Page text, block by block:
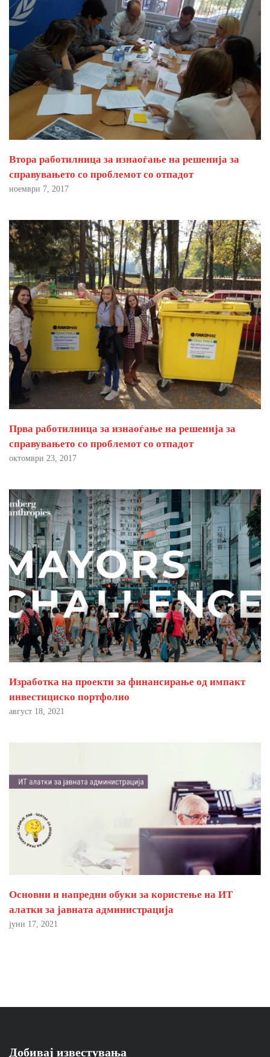
Втора работилница за изнаоѓање на решенија за
справувањето со проблемот со отпадот
ноември 7, 2017
Прва работилница за изнаоѓање на решенија за
справувањето со проблемот со отпадот
октомври 23, 2017
Изработка на проекти за финансирање од импакт
инвестициско портфолио
август 18, 2021
Основни и напредни обуки за користење на ИТ
алатки за јавната администрација
јуни 17, 2021
Добивај известувања